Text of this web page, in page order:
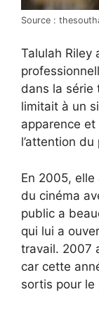
Source :
Talulah Riley
dans la série
limitait à un
apparence
l’attention du
En 2005,
du cinéma
public a
qui lui a
travail. 2007
car cette
sortis pour le